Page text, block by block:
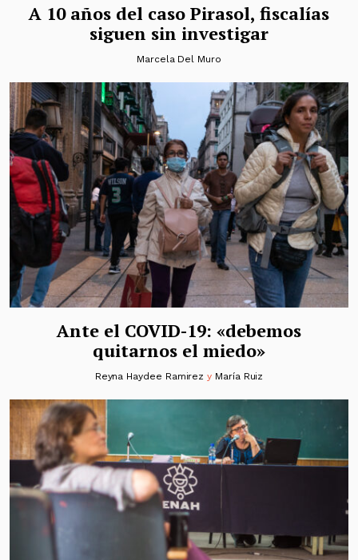
A 10 años del caso Pirasol, fiscalías
siguen sin investigar
Marcela Del Muro
Ante el COVID-19: «debemos
quitarnos el miedo»
Reyna Haydee Ramirez y María Ruiz